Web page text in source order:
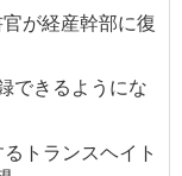
が経産幹部に復
できるようにな
トランスヘイト